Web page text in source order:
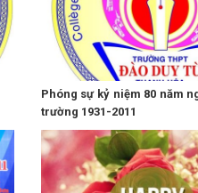
Phóng sự kỷ niệm 80 năm
trường 1931-2011